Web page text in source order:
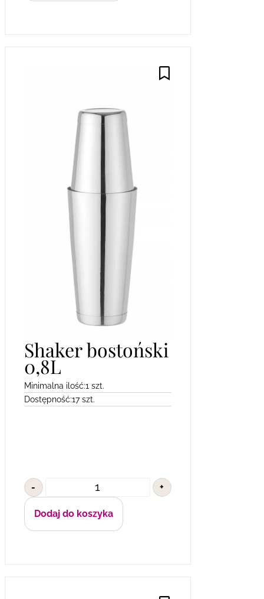
Shaker bostoński
0,8L
Minimalna ilość:1 szt.
Dostępność:17 szt.
- +
Dodaj do koszyka